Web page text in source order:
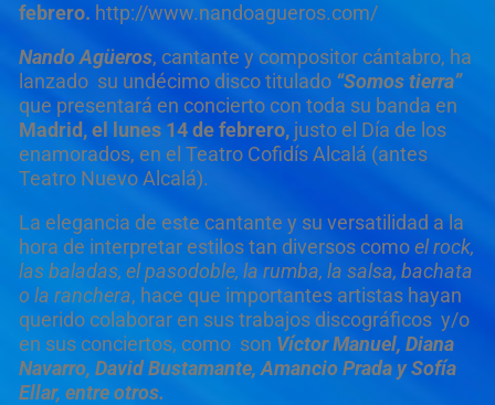
febrero. http://www.nandoagueros.com/
Nando Agüeros, cantante y compositor cántabro, ha
lanzado su undécimo disco titulado “Somos tierra”
que presentará en concierto con toda su banda en
Madrid, el lunes 14 de febrero,justo el Día de los
enamorados, en el Teatro Cofidís Alcalá (antes
Teatro Nuevo Alcalá).
La elegancia de este cantante y su versatilidad a la
hora de interpretar estilos tan diversos comoel rock,
las baladas, el pasodoble, la rumba, la salsa, bachata
o la ranchera, hace que importantes artistas hayan
querido colaborar en sus trabajos discográficos y/o
en sus conciertos, como son Víctor Manuel, Diana
Navarro, David Bustamante, Amancio Prada y Sofía
Ellar, entre otros.